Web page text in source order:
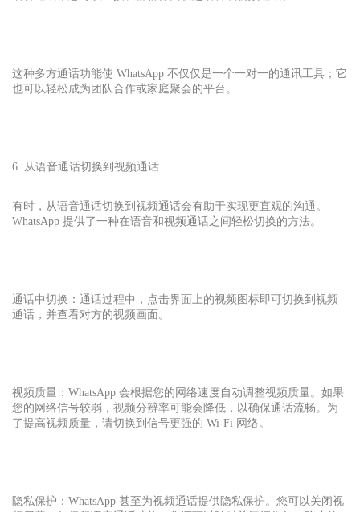
这种多方通话功能使 WhatsApp 不仅仅是一个一对一的通讯工具；它
也可以轻松成为团队合作或家庭聚会的平台。
6. 从语音通话切换到视频通话
有时，从语音通话切换到视频通话会有助于实现更直观的沟通。
WhatsApp 提供了一种在语音和视频通话之间轻松切换的方法。
通话中切换：通话过程中，点击界面上的视频图标即可切换到视频
通话，并查看对方的视频画面。
视频质量：WhatsApp 会根据您的网络速度自动调整视频质量。如果
您的网络信号较弱，视频分辨率可能会降低，以确保通话流畅。为
了提高视频质量，请切换到信号更强的 Wi-Fi 网络。
隐私保护：WhatsApp 甚至为视频通话提供隐私保护。您可以关闭视